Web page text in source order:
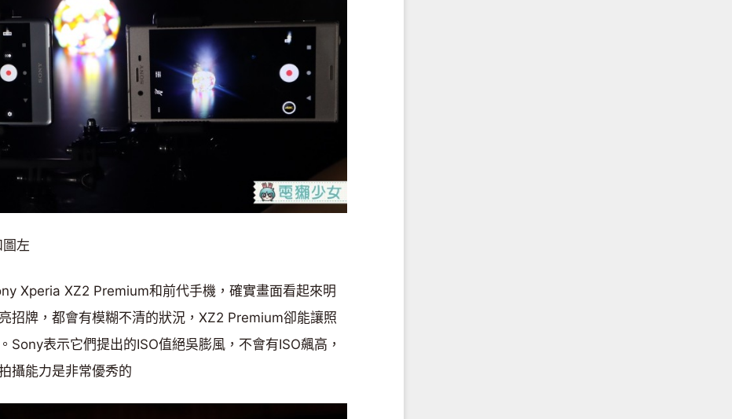
左
Xperia XZ2 Premium和前代手機，確實畫面看起來明
招牌，都會有模糊不清的狀況，XZ2 Premium卻能讓照
Sony表示它們提出的ISO值絕吳膨風，不會有ISO飆高，
攝能力是非常優秀的